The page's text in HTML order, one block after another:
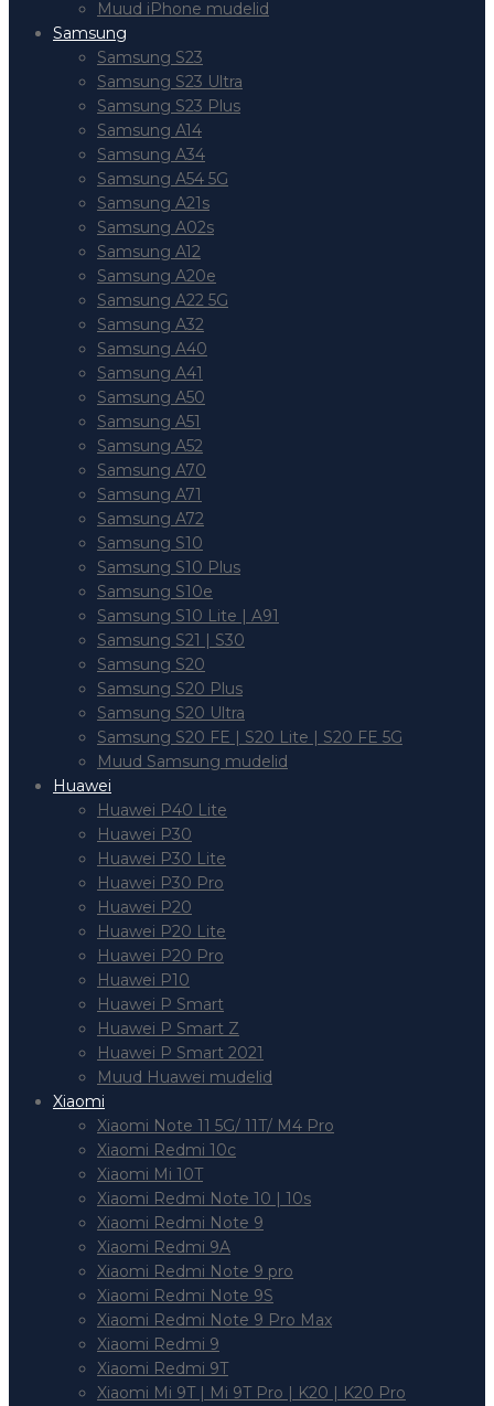
Muud iPhone mudelid
Samsung
Samsung S23
Samsung S23 Ultra
Samsung S23 Plus
Samsung A14
Samsung A34
Samsung A54 5G
Samsung A21s
Samsung A02s
Samsung A12
Samsung A20e
Samsung A22 5G
Samsung A32
Samsung A40
Samsung A41
Samsung A50
Samsung A51
Samsung A52
Samsung A70
Samsung A71
Samsung A72
Samsung S10
Samsung S10 Plus
Samsung S10e
Samsung S10 Lite | A91
Samsung S21 | S30
Samsung S20
Samsung S20 Plus
Samsung S20 Ultra
Samsung S20 FE | S20 Lite | S20 FE 5G
Muud Samsung mudelid
Huawei
Huawei P40 Lite
Huawei P30
Huawei P30 Lite
Huawei P30 Pro
Huawei P20
Huawei P20 Lite
Huawei P20 Pro
Huawei P10
Huawei P Smart
Huawei P Smart Z
Huawei P Smart 2021
Muud Huawei mudelid
Xiaomi
Xiaomi Note 11 5G/ 11T/ M4 Pro
Xiaomi Redmi 10c
Xiaomi Mi 10T
Xiaomi Redmi Note 10 | 10s
Xiaomi Redmi Note 9
Xiaomi Redmi 9A
Xiaomi Redmi Note 9 pro
Xiaomi Redmi Note 9S
Xiaomi Redmi Note 9 Pro Max
Xiaomi Redmi 9
Xiaomi Redmi 9T
Xiaomi Mi 9T | Mi 9T Pro | K20 | K20 Pro